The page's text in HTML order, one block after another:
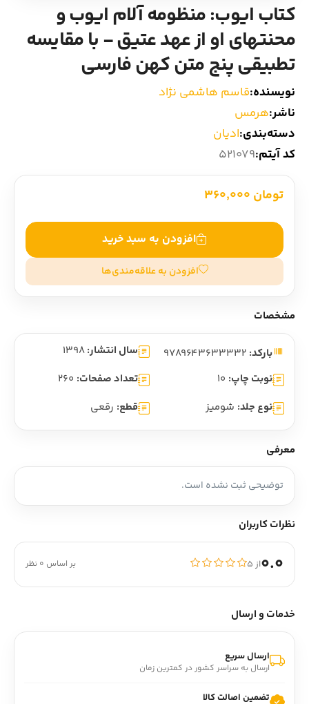
زندگینامه
ادبیات نمایشی
کتاب ایوب: منظومه آلام ایوب و
محنتهای او از عهد عتیق - با مقایسه
تطبیقی پنج متن کهن فارسی
نویسنده:قاسم هاشمی نژاد
ناشر:هرمس‏
دسته‌بندی:ادیان
کد آیتم:521079
تومان 360,000
افزودن به سبد خرید
افزودن به علاقه‌مندی‌ها
مشخصات
بارکد: سال انتشار: 1398
نوبت چاپ: 10 تعداد صفحات: 260
نوع جلد: شومیز قطع: رقعی
معرفی
توضیحی ثبت نشده است.
نظرات کاربران
0.0از ۵ بر اساس 0 نظر
خدمات و ارسال
ارسال سریع
ارسال به سراسر کشور در کمترین زمان
تضمین اصالت کالا